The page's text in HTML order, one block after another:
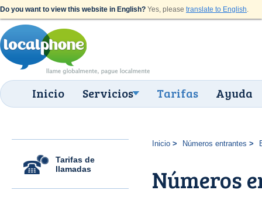
Do you want to view this website in English? Yes, please translate to English.
Inicio Servicios Tarifas Ayuda
Tarifas de
llamadas
Inicio Números entrantes
Números